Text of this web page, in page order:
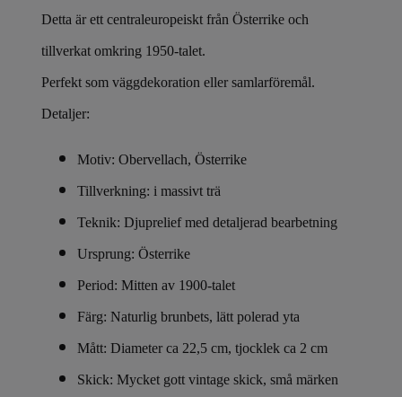
Detta är ett centraleuropeiskt från Österrike och
tillverkat omkring 1950-talet.
Perfekt som väggdekoration eller samlarföremål.
Detaljer:
Motiv: Obervellach, Österrike
Tillverkning: i massivt trä
Teknik: Djuprelief med detaljerad bearbetning
Ursprung: Österrike
Period: Mitten av 1900-talet
Färg: Naturlig brunbets, lätt polerad yta
Mått: Diameter ca 22,5 cm, tjocklek ca 2 cm
Skick: Mycket gott vintage skick, små märken